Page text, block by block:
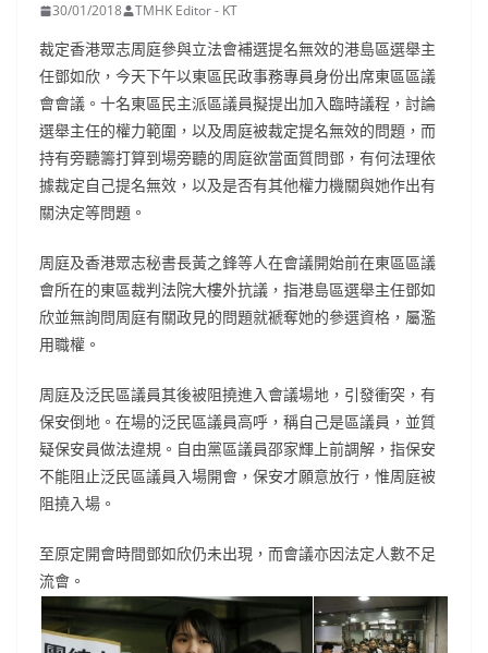
30/01/2018 TMHK Editor - KT
裁定香港眾志周庭參與立法會補選提名無效的港島區選舉主
任鄧如欣，今天下午以東區民政事務專員身份出席東區區議
會會議。十名東區民主派區議員擬提出加入臨時議程，討論
選舉主任的權力範圍，以及周庭被裁定提名無效的問題，而
持有旁聽籌打算到場旁聽的周庭欲當面質問鄧，有何法理依
據裁定自己提名無效，以及是否有其他權力機關與她作出有
關決定等問題。
周庭及香港眾志秘書長黃之鋒等人在會議開始前在東區區議
會所在的東區裁判法院大樓外抗議，指港島區選舉主任鄧如
欣並無詢問周庭有關政見的問題就褫奪她的參選資格，屬濫
用職權。
周庭及泛民區議員其後被阻撓進入會議場地，引發衝突，有
保安倒地。在場的泛民區議員高呼，稱自己是區議員，並質
疑保安員做法違規。自由黨區議員邵家輝上前調解，指保安
不能阻止泛民區議員入場開會，保安才願意放行，惟周庭被
阻撓入場。
至原定開會時間鄧如欣仍未出現，而會議亦因法定人數不足
流會。